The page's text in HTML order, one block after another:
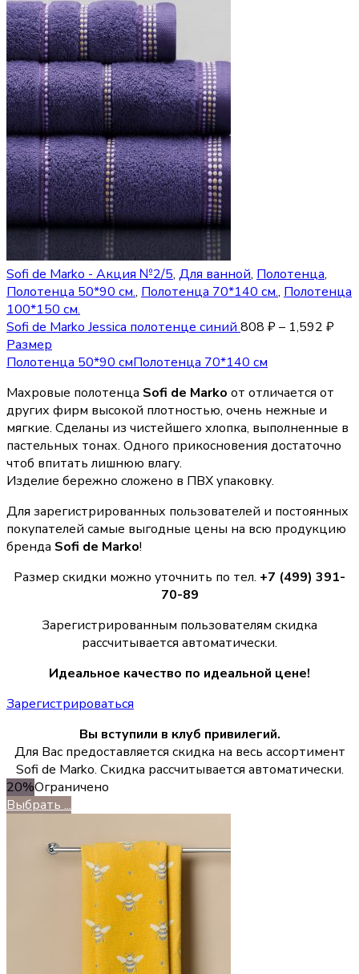
Sofi de Marko - Акция №2/5, Для ванной, Полотенца,
Полотенца 50*90 см., Полотенца 70*140 см., Полотенца
100*150 см.
Sofi de Marko Jessica полотенце синий 808 ₽– 1,592 ₽
Размер
Полотенца 50*90 смПолотенца 70*140 см
Махровые полотенца Sofi de Marko от отличается от
других фирм высокой плотностью, очень нежные и
мягкие. Сделаны из чистейшего хлопка, выполненные в
пастельных тонах. Одного прикосновения достаточно
чтоб впитать лишнюю влагу.
Изделие бережно сложено в ПВХ упаковку.
Для зарегистрированных пользователей и постоянных
покупателей самые выгодные цены на всю продукцию
бренда Sofi de Marko!
Размер скидки можно уточнить по тел. +7 (499) 391-
70-89
Зарегистрированным пользователям скидка
рассчитывается автоматически.
Идеальное качество по идеальной цене!
Зарегистрироваться
Вы вступили в клуб привилегий.
Для Вас предоставляется скидка на весь ассортимент
Sofi de Marko. Скидка рассчитывается автоматически.
20%Ограничено
Выбрать ...